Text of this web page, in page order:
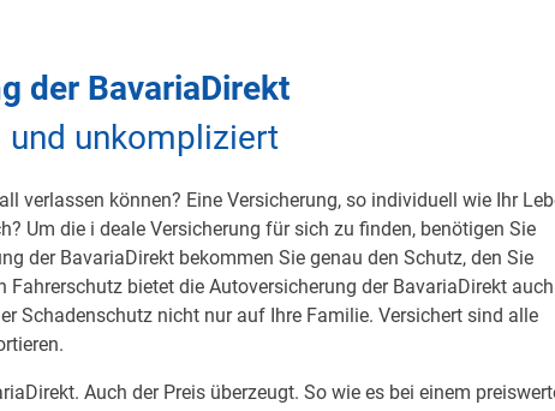
der BavariaDirekt
und unkompliziert
verlassen können? Eine Versicherung, so individuell wie Ihr
Um die i deale Versicherung für sich zu finden, benötigen Sie
der BavariaDirekt bekommen Sie genau den Schutz, den Sie
bietet die Autoversicherung der BavariaDirekt auch
Schadenschutz nicht nur auf Ihre Familie. Versichert sind alle
Auch der Preis überzeugt. So wie es bei einem